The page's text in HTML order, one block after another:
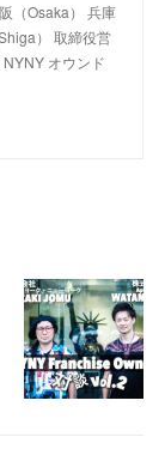
（Osaka） 兵庫
） 取締役営
オウンド